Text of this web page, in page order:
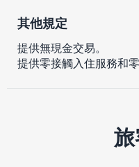
其他規定
提供無現金交易。
提供零接觸入住服務和